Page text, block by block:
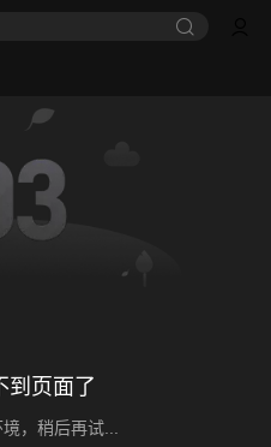
到页面了
，稍后再试...